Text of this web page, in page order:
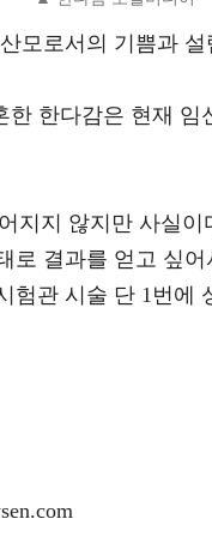
모로서의 기쁨과
한 한다감은 현재
지지 않지만 사실
로 결과를 얻고 싶
관 시술 단 1번에